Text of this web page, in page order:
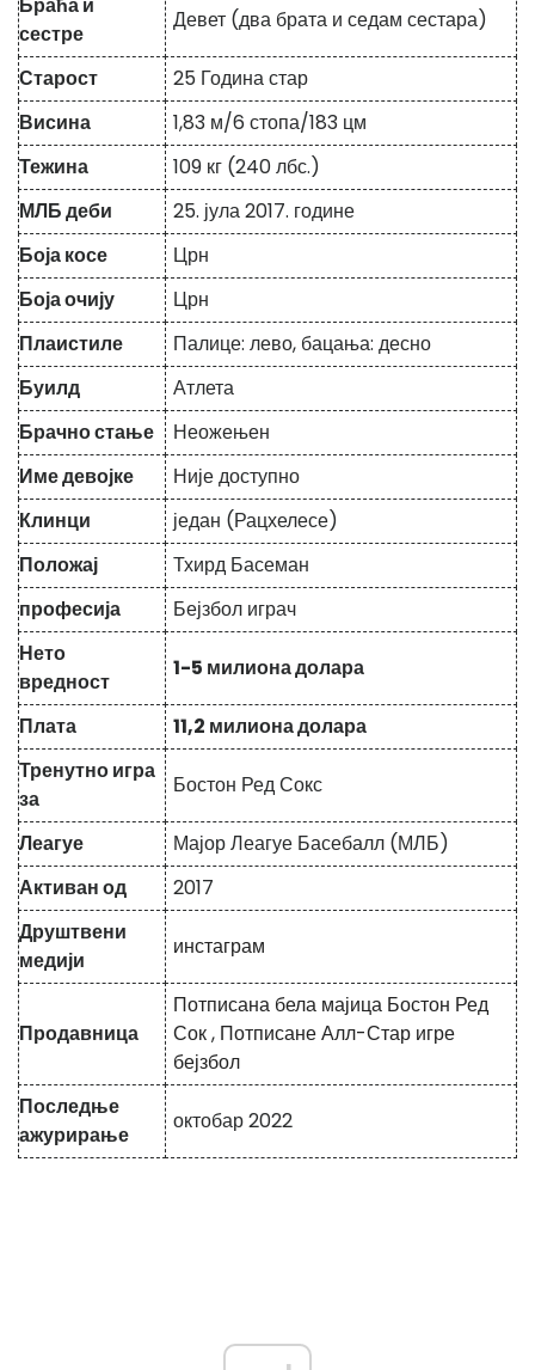
Браћа и
сестре
Девет (два брата и седам сестара)
Старост 25 Година стар
Висина
1,83 м/6 стопа/183 цм
Тежина
109 кг (240 лбс.)
МЛБ деби
25. јула 2017. године
Боја косе
Црн
Боја очију
Црн
Плаистиле
Палице: лево, бацања: десно
Буилд
Атлета
Брачно стање
Неожењен
Име девојке
Није доступно
Клинци
један (Рацхелесе)
Положај
Тхирд Басеман
професија
Бејзбол играч
Нето
вредност
1-5 милиона долара
Плата
11,2 милиона долара
Тренутно игра
за
Бостон Ред Сокс
Леагуе
Мајор Леагуе Басебалл (МЛБ)
Активан од
2017
Друштвени
медији
инстаграм
Продавница
Потписана бела мајица Бостон Ред
Сок, Потписане Алл-Стар игре
бејзбол
Последње
ажурирање
октобар 2022